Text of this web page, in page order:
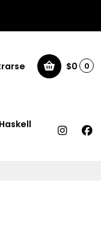
$0 0
Haskell